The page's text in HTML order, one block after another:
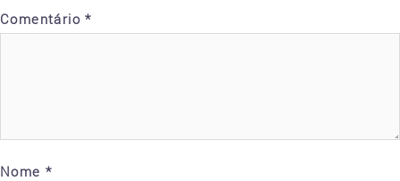
Comentário*
Nome *